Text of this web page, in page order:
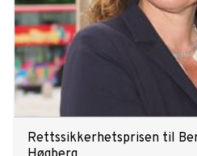
Rettssikkerhetsprisen til